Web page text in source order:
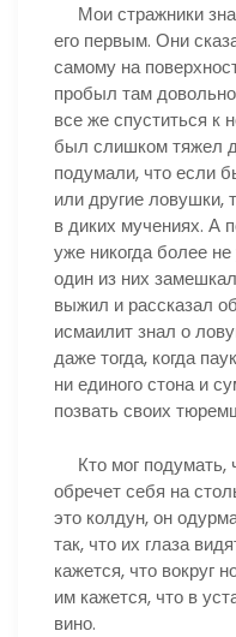
Мои стражники
его первым. Они
самому на
пробыл там
все же спуститься к
был слишком тяжел
подумали, что если
или другие ловушки,
в диких мучениях. А
уже никогда более
один из них
выжил и рассказал
исмаилит знал о
даже тогда, когда
ни единого стона и
позвать своих
Кто мог подумать,
обречет себя на
это колдун, он
так, что их глаза
кажется, что вокруг
им кажется, что в
вино.